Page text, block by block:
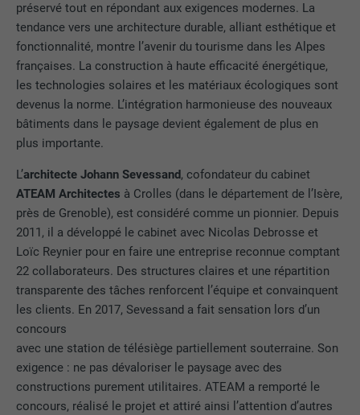
préservé tout en répondant aux exigences modernes. La
tendance vers une architecture durable, alliant esthétique et
fonctionnalité, montre l’avenir du tourisme dans les Alpes
françaises. La construction à haute efficacité énergétique,
les technologies solaires et les matériaux écologiques sont
devenus la norme. L’intégration harmonieuse des nouveaux
bâtiments dans le paysage devient également de plus en
plus importante.
L’architecte Johann Sevessand, cofondateur du cabinet
ATEAM Architectes à Crolles (dans le département de l’Isère,
près de Grenoble), est considéré comme un pionnier. Depuis
2011, il a développé le cabinet avec Nicolas Debrosse et
Loïc Reynier pour en faire une entreprise reconnue comptant
22 collaborateurs. Des structures claires et une répartition
transparente des tâches renforcent l’équipe et convainquent
les clients. En 2017, Sevessand a fait sensation lors d’un
concours
avec une station de télésiège partiellement souterraine. Son
exigence : ne pas dévaloriser le paysage avec des
constructions purement utilitaires. ATEAM a remporté le
concours, réalisé le projet et attiré ainsi l’attention d’autres